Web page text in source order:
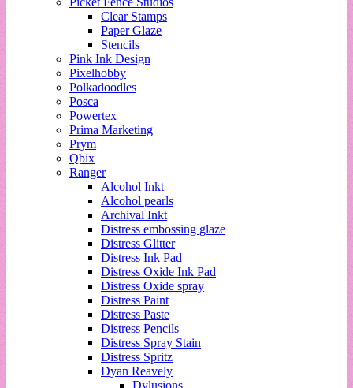
Clear Stamps
Paper Glaze
Stencils
Pink Ink Design
Pixelhobby
Polkadoodles
Posca
Powertex
Prima Marketing
Prym
Qbix
Ranger
Alcohol Inkt
Alcohol pearls
Archival Inkt
Distress embossing glaze
Distress Glitter
Distress Ink Pad
Distress Oxide Ink Pad
Distress Oxide spray
Distress Paint
Distress Paste
Distress Pencils
Distress Spray Stain
Distress Spritz
Dyan Reavely
Dylusions